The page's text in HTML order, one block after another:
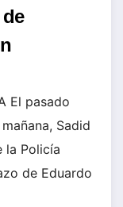
El pasado
Sadid
la Policía
de Eduardo